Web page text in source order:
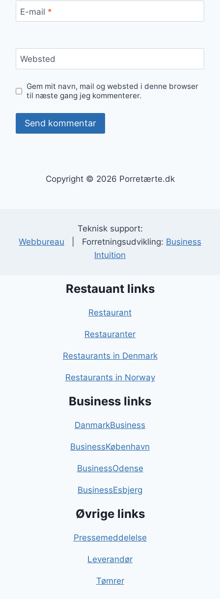
E-mail *
Websted
Gem mit navn, mail og websted i denne browser
til næste gang jeg kommenterer.
Copyright © 2026 Porretærte.dk
Teknisk support:
Webbureau | Forretningsudvikling: Business
Intuition
Restauant links
Restaurant
Restauranter
Restaurants in Denmark
Restaurants in Norway
Business links
DanmarkBusiness
BusinessKøbenhavn
BusinessOdense
BusinessEsbjerg
Øvrige links
Pressemeddelelse
Leverandør
Tømrer